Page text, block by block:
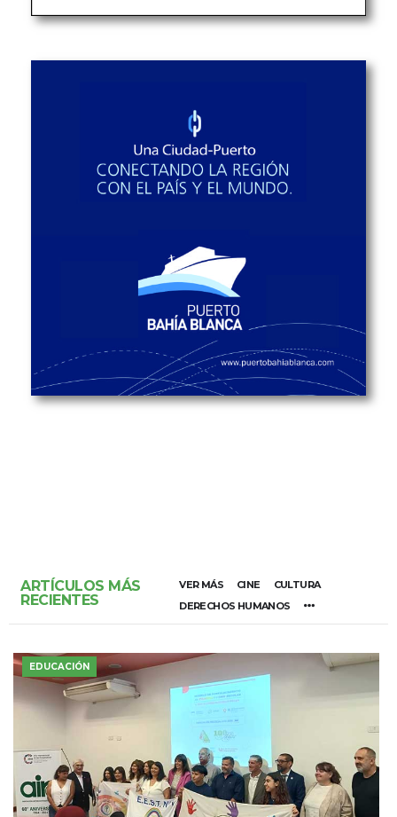
ARTÍCULOS MÁS
RECIENTES
VER MÁS CINE
CULTURA
DERECHOS HUMANOS
EDUCACIÓN